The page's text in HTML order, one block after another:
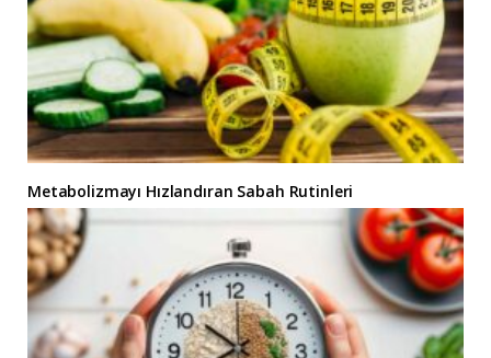
Metabolizmayı Hızlandıran Sabah Rutinleri